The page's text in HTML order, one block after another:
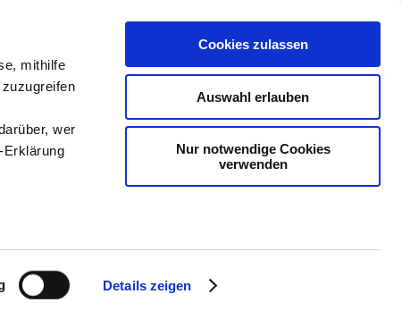
mithilfe
wer
Erklärung
Details zeigen
Cookies zulassen
Auswahl erlauben
Nur notwendige Cookies
verwenden